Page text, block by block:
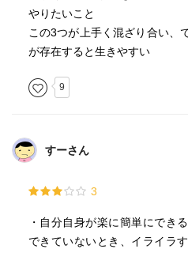
やりたいこと
この3つが上手く混ざり合い、
が存在すると生きやすい
9
すーさん
3
・自分自身が楽に簡単にでき
できていないとき、イライラ